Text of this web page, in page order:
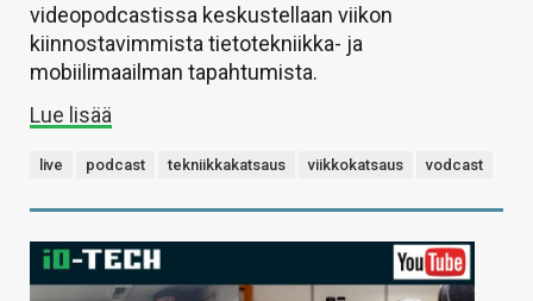
videopodcastissa keskustellaan viikon
kiinnostavimmista tietotekniikka- ja
mobiilimaailman tapahtumista.
Lue lisää
live podcast tekniikkakatsaus viikkokatsaus vodcast